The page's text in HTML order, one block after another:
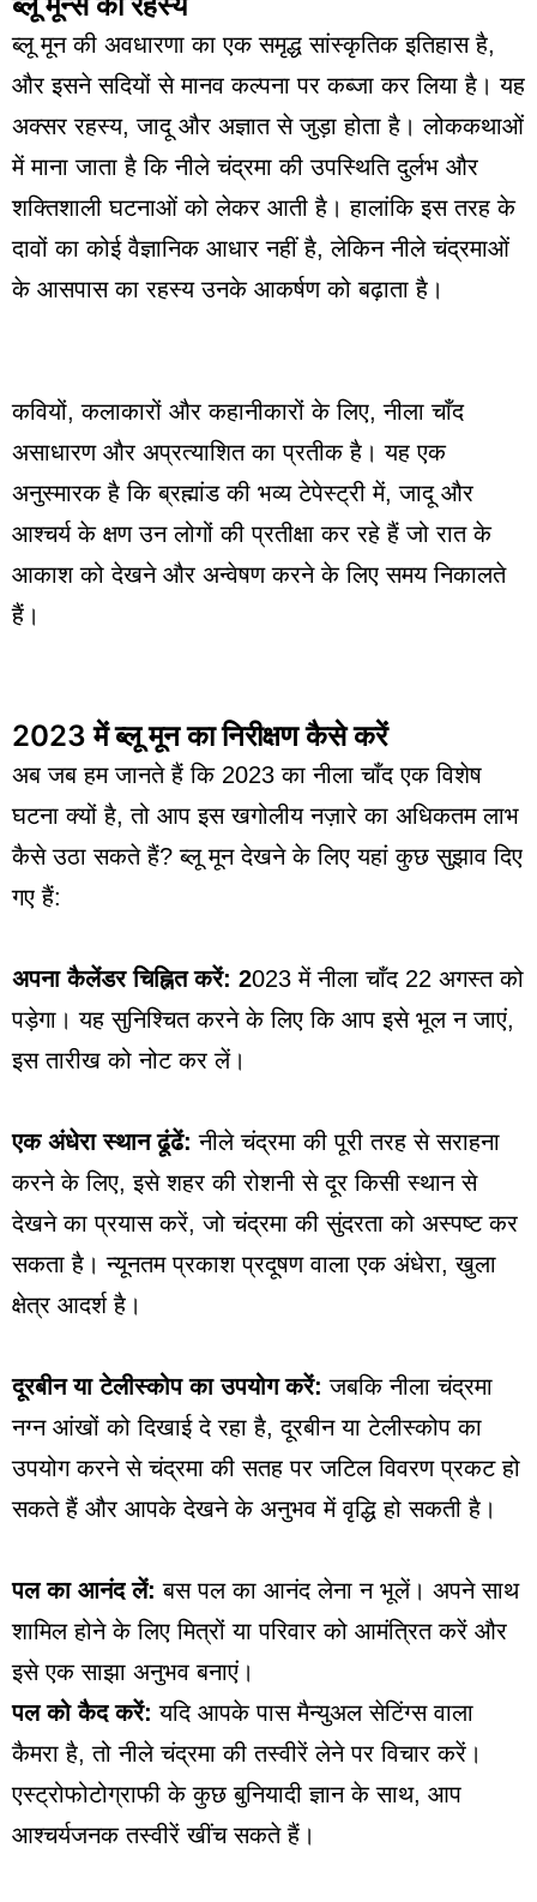
ब्लू मून की अवधारणा का एक समृद्ध सांस्कृतिक इतिहास है,
और इसने सदियों से मानव कल्पना पर कब्जा कर लिया है। यह
अक्सर रहस्य, जादू और अज्ञात से जुड़ा होता है। लोककथाओं
में माना जाता है कि नीले चंद्रमा की उपस्थिति दुर्लभ और
शक्तिशाली घटनाओं को लेकर आती है। हालांकि इस तरह के
दावों का कोई वैज्ञानिक आधार नहीं है, लेकिन नीले चंद्रमाओं
के आसपास का रहस्य उनके आकर्षण को बढ़ाता है।
कवियों, कलाकारों और कहानीकारों के लिए, नीला चाँद
असाधारण और अप्रत्याशित का प्रतीक है। यह एक
अनुस्मारक है कि ब्रह्मांड की भव्य टेपेस्ट्री में, जादू और
आश्चर्य के क्षण उन लोगों की प्रतीक्षा कर रहे हैं जो रात के
आकाश को देखने और अन्वेषण करने के लिए समय निकालते
हैं।
2023 में ब्लू मून का निरीक्षण कैसे करें
अब जब हम जानते हैं कि 2023 का नीला चाँद एक विशेष
घटना क्यों है, तो आप इस खगोलीय नज़ारे का अधिकतम लाभ
कैसे उठा सकते हैं? ब्लू मून देखने के लिए यहां कुछ सुझाव दिए
गए हैं:
अपना कैलेंडर चिह्नित करें: 2023 में नीला चाँद 22 अगस्त को
पड़ेगा। यह सुनिश्चित करने के लिए कि आप इसे भूल न जाएं,
इस तारीख को नोट कर लें।
एक अंधेरा स्थान ढूंढें: नीले चंद्रमा की पूरी तरह से सराहना
करने के लिए, इसे शहर की रोशनी से दूर किसी स्थान से
देखने का प्रयास करें, जो चंद्रमा की सुंदरता को अस्पष्ट कर
सकता है। न्यूनतम प्रकाश प्रदूषण वाला एक अंधेरा, खुला
क्षेत्र आदर्श है।
दूरबीन या टेलीस्कोप का उपयोग करें: जबकि नीला चंद्रमा
नग्न आंखों को दिखाई दे रहा है, दूरबीन या टेलीस्कोप का
उपयोग करने से चंद्रमा की सतह पर जटिल विवरण प्रकट हो
सकते हैं और आपके देखने के अनुभव में वृद्धि हो सकती है।
पल का आनंद लें: बस पल का आनंद लेना न भूलें। अपने साथ
शामिल होने के लिए मित्रों या परिवार को आमंत्रित करें और
इसे एक साझा अनुभव बनाएं।
पल को कैद करें: यदि आपके पास मैन्युअल सेटिंग्स वाला
कैमरा है, तो नीले चंद्रमा की तस्वीरें लेने पर विचार करें।
एस्ट्रोफोटोग्राफी के कुछ बुनियादी ज्ञान के साथ, आप
आश्चर्यजनक तस्वीरें खींच सकते हैं।